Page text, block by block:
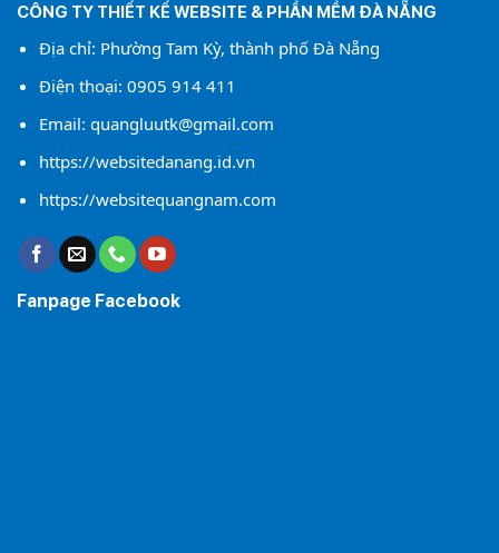
CÔNG TY THIẾT KẾ WEBSITE & PHẦN MỀM ĐÀ NẴNG
Địa chỉ: Phường Tam Kỳ, thành phố Đà Nẵng
Điện thoại: 0905 914 411
Email: quangluutk@gmail.com
https://websitedanang.id.vn
https://websitequangnam.com
Fanpage Facebook